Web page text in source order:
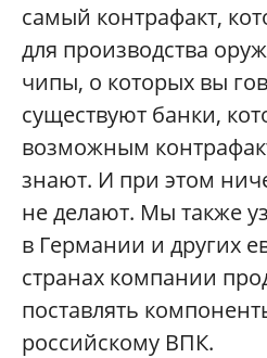
самый контрафакт,
для производства
чипы, о которых вы
существуют банки,
возможным
знают. И при этом
не делают. Мы также
в Германии и других
странах компании
поставлять
российскому ВПК.